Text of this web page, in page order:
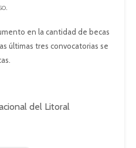
en la cantidad de becas
últimas tres convocatorias se
del Litoral